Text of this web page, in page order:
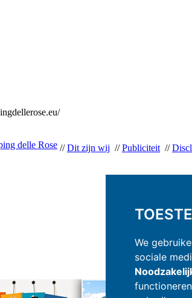
We
sociale
delle Rose //Dit zijn wij //Publiciteit //